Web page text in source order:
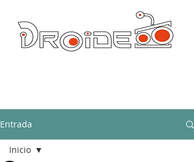
Entrada
Inicio